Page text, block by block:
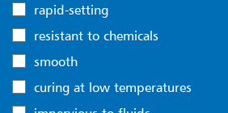
rapid-setting
resistant to chemicals
smooth
curing at low temperatures